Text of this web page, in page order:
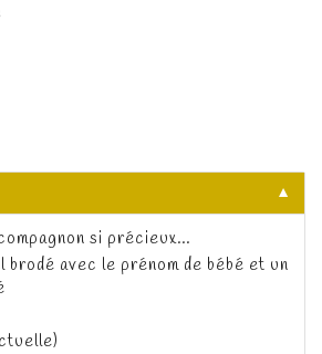
▼
si précieux…
brodé avec le prénom de bébé et un